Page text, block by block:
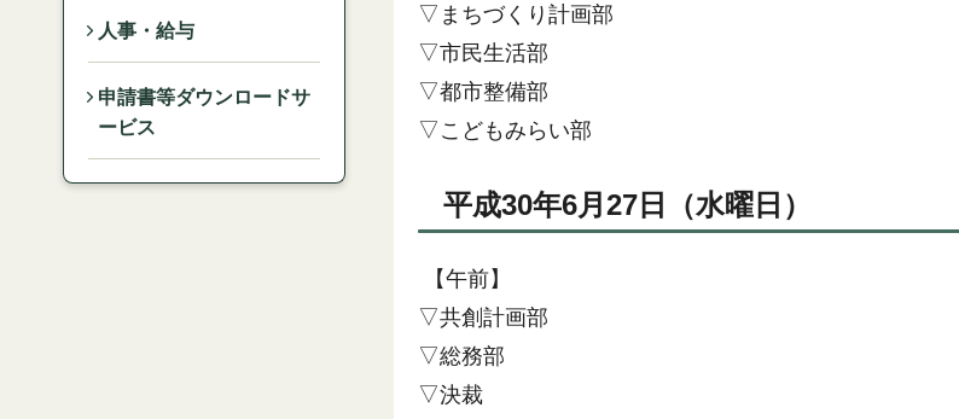
人事・給与
申請書等ダウンロードサ
ービス
▽まちづくり計画部
▽市民生活部
▽都市整備部
▽こどもみらい部
平成30年6月27日（水曜日）
【午前】
▽共創計画部
▽総務部
▽決裁